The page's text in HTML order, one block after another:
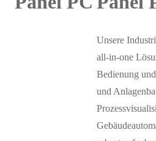
Unsere
all-in-one
Bedienung
und